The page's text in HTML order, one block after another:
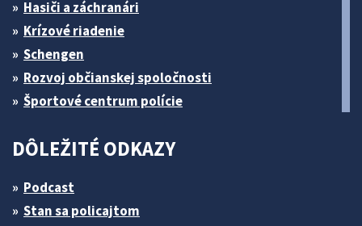
Hasiči a záchranári
Krízové riadenie
Schengen
Rozvoj občianskej spoločnosti
Športové centrum polície
DÔLEŽITÉ ODKAZY
Podcast
Stan sa policajtom